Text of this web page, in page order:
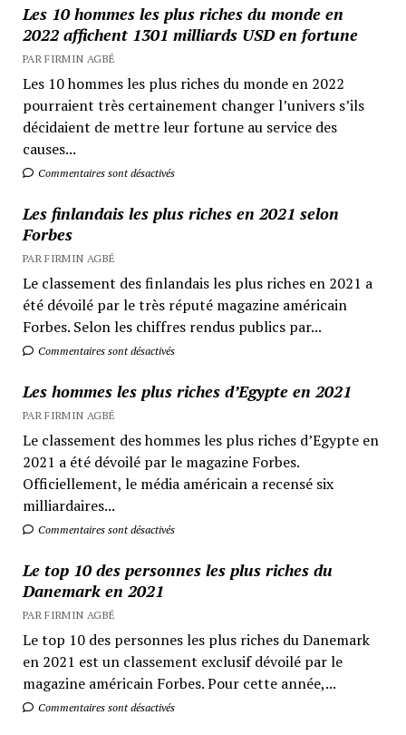
Les 10 hommes les plus riches du monde en
2022 affichent 1301 milliards USD en fortune
PAR FIRMIN AGBÉ
Les 10 hommes les plus riches du monde en 2022
pourraient très certainement changer l’univers s’ils
décidaient de mettre leur fortune au service des
causes...
Commentaires sont désactivés
Les finlandais les plus riches en 2021 selon
Forbes
PAR FIRMIN AGBÉ
Le classement des finlandais les plus riches en 2021 a
été dévoilé par le très réputé magazine américain
Forbes. Selon les chiffres rendus publics par...
Commentaires sont désactivés
Les hommes les plus riches d’Egypte en 2021
PAR FIRMIN AGBÉ
Le classement des hommes les plus riches d’Egypte en
2021 a été dévoilé par le magazine Forbes.
Officiellement, le média américain a recensé six
milliardaires...
Commentaires sont désactivés
Le top 10 des personnes les plus riches du
Danemark en 2021
PAR FIRMIN AGBÉ
Le top 10 des personnes les plus riches du Danemark
en 2021 est un classement exclusif dévoilé par le
magazine américain Forbes. Pour cette année,...
Commentaires sont désactivés